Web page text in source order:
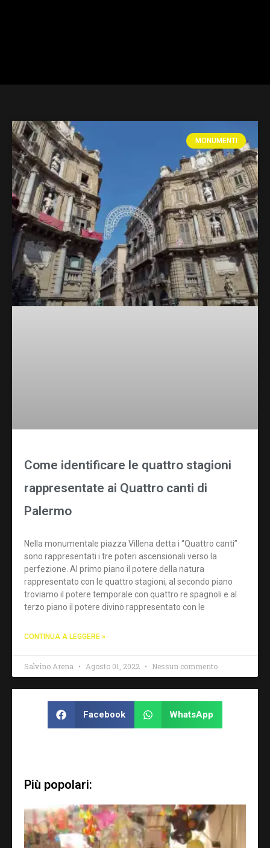
MONUMENTI
Come identificare le quattro stagioni
rappresentate ai Quattro canti di
Palermo
Nella monumentale piazza Villena detta i “Quattro canti”
sono rappresentati i tre poteri ascensionali verso la
perfezione. Al primo piano il potere della natura
rappresentato con le quattro stagioni, al secondo piano
troviamo il potere temporale con quattro re spagnoli e al
terzo piano il potere divino rappresentato con le
CONTINUA A LEGGERE »
Salvino Arena Agosto 01, 2022 Nessun commento
Facebook WhatsApp
Più popolari: